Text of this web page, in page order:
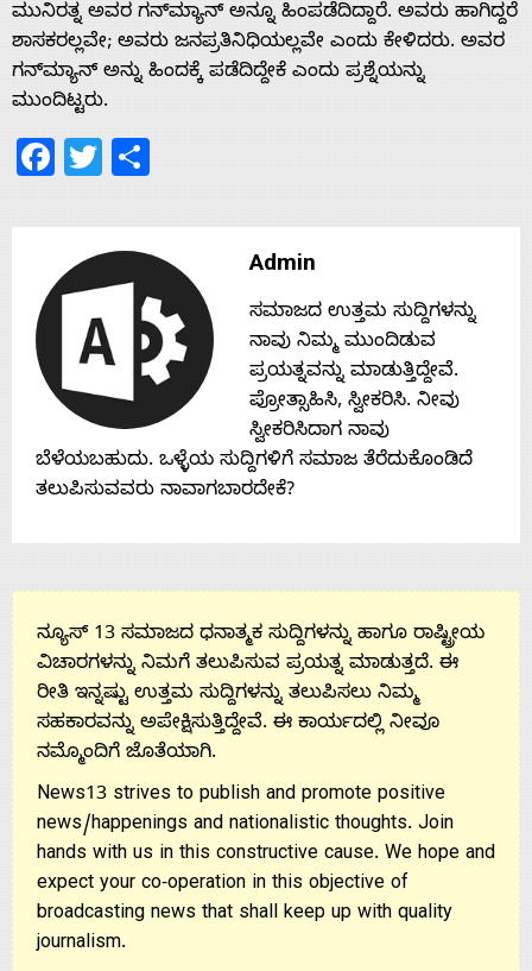
Contact
Us
ಮುನಿರತ್ನ ಅವರ ಗನ್‍ಮ್ಯಾನ್ ಅನ್ನೂ ಹಿಂಪಡೆದಿದ್ದಾರೆ. ಅವರು ಹಾಗಿದ್ದರೆ
ಶಾಸಕರಲ್ಲವೇ; ಅವರು ಜನಪ್ರತಿನಿಧಿಯಲ್ಲವೇ ಎಂದು ಕೇಳಿದರು. ಅವರ
ಗನ್‍ಮ್ಯಾನ್ ಅನ್ನು ಹಿಂದಕ್ಕೆ ಪಡೆದಿದ್ದೇಕೆ ಎಂದು ಪ್ರಶ್ನೆಯನ್ನು
ಮುಂದಿಟ್ಟರು.
Facebook
Twitter
Admin
ಸಮಾಜದ ಉತ್ತಮ ಸುದ್ದಿಗಳನ್ನು
ನಾವು ನಿಮ್ಮ ಮುಂದಿಡುವ
ಪ್ರಯತ್ನವನ್ನು ಮಾಡುತ್ತಿದ್ದೇವೆ.
ಪ್ರೋತ್ಸಾಹಿಸಿ, ಸ್ವೀಕರಿಸಿ. ನೀವು
ಸ್ವೀಕರಿಸಿದಾಗ ನಾವು
ಬೆಳೆಯಬಹುದು. ಒಳ್ಳೆಯ ಸುದ್ದಿಗಳಿಗೆ ಸಮಾಜ ತೆರೆದುಕೊಂಡಿದೆ
ತಲುಪಿಸುವವರು ನಾವಾಗಬಾರದೇಕೆ?
ನ್ಯೂಸ್ 13 ಸಮಾಜದ ಧನಾತ್ಮಕ ಸುದ್ದಿಗಳನ್ನು ಹಾಗೂ ರಾಷ್ಟ್ರೀಯ
ವಿಚಾರಗಳನ್ನು ನಿಮಗೆ ತಲುಪಿಸುವ ಪ್ರಯತ್ನ ಮಾಡುತ್ತದೆ. ಈ
ರೀತಿ ಇನ್ನಷ್ಟು ಉತ್ತಮ ಸುದ್ದಿಗಳನ್ನು ತಲುಪಿಸಲು ನಿಮ್ಮ
ಸಹಕಾರವನ್ನು ಅಪೇಕ್ಷಿಸುತ್ತಿದ್ದೇವೆ. ಈ ಕಾರ್ಯದಲ್ಲಿ ನೀವೂ
ನಮ್ಮೊಂದಿಗೆ ಜೊತೆಯಾಗಿ.
News13 strives to publish and promote positive
news/happenings and nationalistic thoughts. Join
hands with us in this constructive cause. We hope and
expect your co-operation in this objective of
broadcasting news that shall keep up with quality
journalism.